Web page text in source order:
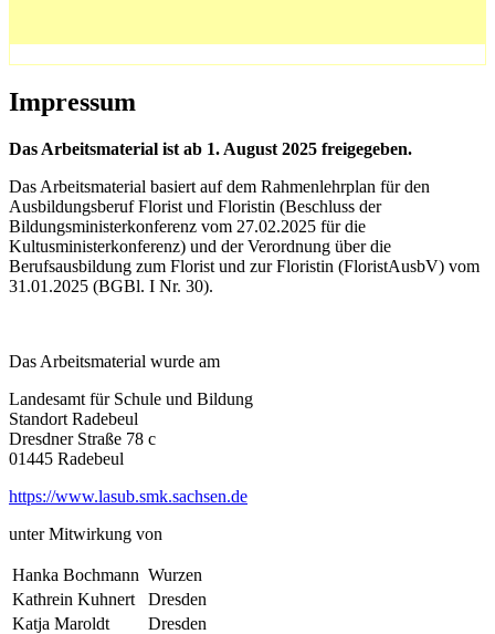
Impressum
Das Arbeitsmaterial ist ab 1. August 2025 freigegeben.
Das Arbeitsmaterial basiert auf dem Rahmenlehrplan für den
Ausbildungsberuf Florist und Floristin (Beschluss der
Bildungsministerkonferenz vom 27.02.2025 für die
Kultusministerkonferenz) und der Verordnung über die
Berufsausbildung zum Florist und zur Floristin (FloristAusbV) vom
31.01.2025 (BGBl. I Nr. 30).
Das Arbeitsmaterial wurde am
Landesamt für Schule und Bildung
Standort Radebeul
Dresdner Straße 78 c
01445 Radebeul
https://www.lasub.smk.sachsen.de
unter Mitwirkung von
Hanka Bochmann Wurzen
Kathrein Kuhnert
Dresden
Katja Maroldt
Dresden